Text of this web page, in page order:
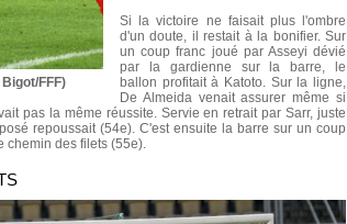
FFF)
Si la victoire ne faisait plus l'ombre
d'un doute, il restait à la bonifier. Sur
un coup franc joué par Asseyi dévié
par la gardienne sur la barre, le
ballon profitait à Katoto. Sur la ligne,
De Almeida venait assurer même si
pas la même réussite. Servie en retrait par Sarr, juste
repoussait (54e). C'est ensuite la barre sur un coup
chemin des filets (55e).